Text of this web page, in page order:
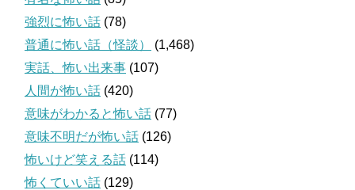
強烈に怖い話 (78)
普通に怖い話（怪談）
(1,468)
実話、怖い出来事 (107)
人間が怖い話 (420)
意味がわかると怖い話 (77)
意味不明だが怖い話 (126)
怖いけど笑える話 (114)
怖くていい話 (129)